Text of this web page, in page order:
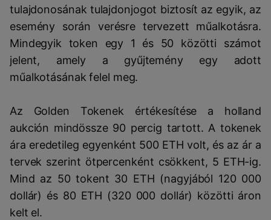
tulajdonosának tulajdonjogot biztosít az egyik, az
esemény során verésre tervezett műalkotásra.
Mindegyik token egy 1 és 50 közötti számot
jelent, amely a gyűjtemény egy adott
műalkotásának felel meg.
Az Golden Tokenek értékesítése a holland
aukción mindössze 90 percig tartott. A tokenek
ára eredetileg egyenként 500 ETH volt, és az ár a
tervek szerint ötpercenként csökkent, 5 ETH-ig.
Mind az 50 tokent 30 ETH (nagyjából 120 000
dollár) és 80 ETH (320 000 dollár) közötti áron
kelt el.